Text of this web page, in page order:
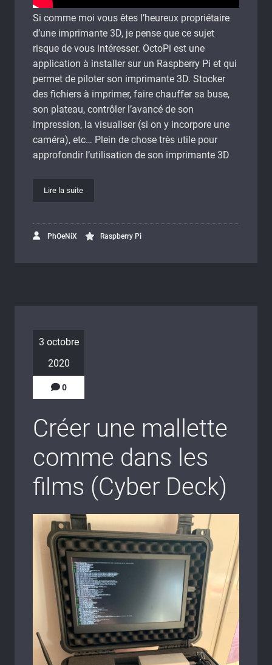
Si comme moi vous êtes l’heureux propriétaire
d’une imprimante 3D, je pense que ce sujet
risque de vous intéresser. OctoPi est une
application à installer sur un Raspberry Pi et qui
permet de piloter son imprimante 3D. Stocker
des fichiers à imprimer, faire chauffer sa buse,
son plateau, contrôler l’avancé de son
impression, la visualiser (si on y incorpore une
caméra), etc… Plein de chose très utile pour
approfondir l’utilisation de son imprimante 3D
Lire la suite
PhOeNiX Raspberry Pi
3 octobre
2020
0
Créer une mallette
comme dans les
films (Cyber Deck)